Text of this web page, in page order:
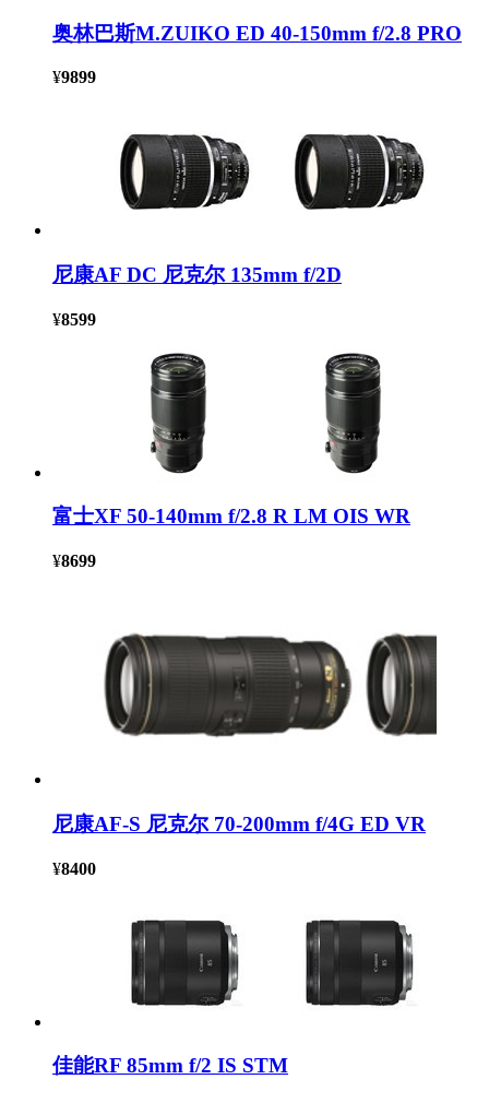
奥林巴斯M.ZUIKO ED 40-150mm f/2.8 PRO
¥9899
尼康AF DC 尼克尔 135mm f/2D
¥8599
富士XF 50-140mm f/2.8 R LM OIS WR
¥8699
尼康AF-S 尼克尔 70-200mm f/4G ED VR
¥8400
佳能RF 85mm f/2 IS STM